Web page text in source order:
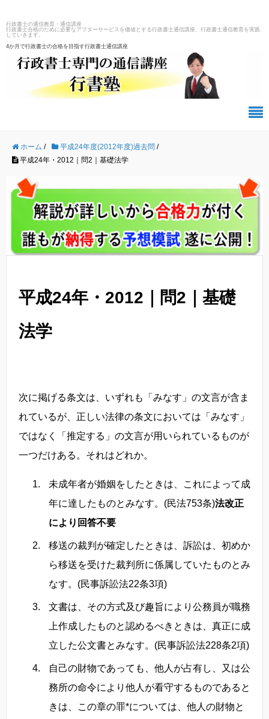
行政書士の通信教育・通信講座
行政書士合格のために必要なアフターサービスを価値とする行政書士通信講座、行政書士通信教育を実践
していきます。
4か月で行政書士の合格を目指す行政書士通信講座
ホーム / 平成24年度(2012年度)過去問 /
平成24年・2012｜問2｜基礎法学
平成24年・2012｜問2｜基礎
法学
次に掲げる条文は、いずれも「みなす」の文言が含ま
れているが、正しい法律の条文においては「みなす」
ではなく「推定する」の文言が用いられているものが
一つだけある。それはどれか。
未成年者が婚姻をしたときは、これによって成
年に達したものとみなす。(民法753条)法改正
により回答不要
移送の裁判が確定したときは、訴訟は、初めか
ら移送を受けた裁判所に係属していたものとみ
なす。(民事訴訟法22条3項)
文書は、その方式及び趣旨により公務員が職務
上作成したものと認めるべきときは、真正に成
立した公文書とみなす。(民事訴訟法228条2項)
自己の財物であっても、他人が占有し、又は公
務所の命令により他人が看守するものであると
きは、この章の罪*については、他人の財物と